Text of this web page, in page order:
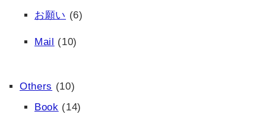
お願い (6)
Mail (10)
Others (10)
Book (14)